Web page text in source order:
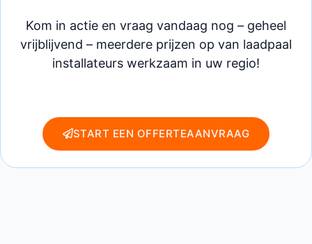
Kom in actie en vraag vandaag nog – geheel
vrijblijvend – meerdere prijzen op van laadpaal
installateurs werkzaam in uw regio!
START EEN OFFERTEAANVRAAG